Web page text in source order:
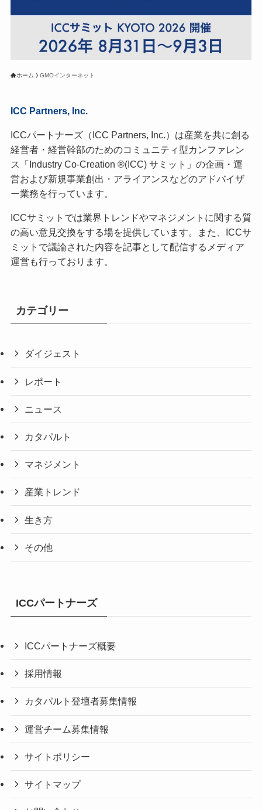
ホーム GMOインターネット
ICC Partners, Inc.
ICCパートナーズ（ICC Partners, Inc.）は産業を共に創る
経営者・経営幹部のためのコミュニティ型カンファレン
ス「Industry Co-Creation ®(ICC) サミット」の企画・運
営および新規事業創出・アライアンスなどのアドバイザ
ー業務を行っています。
ICCサミットでは業界トレンドやマネジメントに関する質
の高い意見交換をする場を提供しています。また、ICCサ
ミットで議論された内容を記事として配信するメディア
運営も行っております。
カテゴリー
ダイジェスト
レポート
ニュース
カタパルト
マネジメント
産業トレンド
生き方
その他
ICCパートナーズ
ICCパートナーズ概要
採用情報
カタパルト登壇者募集情報
運営チーム募集情報
サイトポリシー
サイトマップ